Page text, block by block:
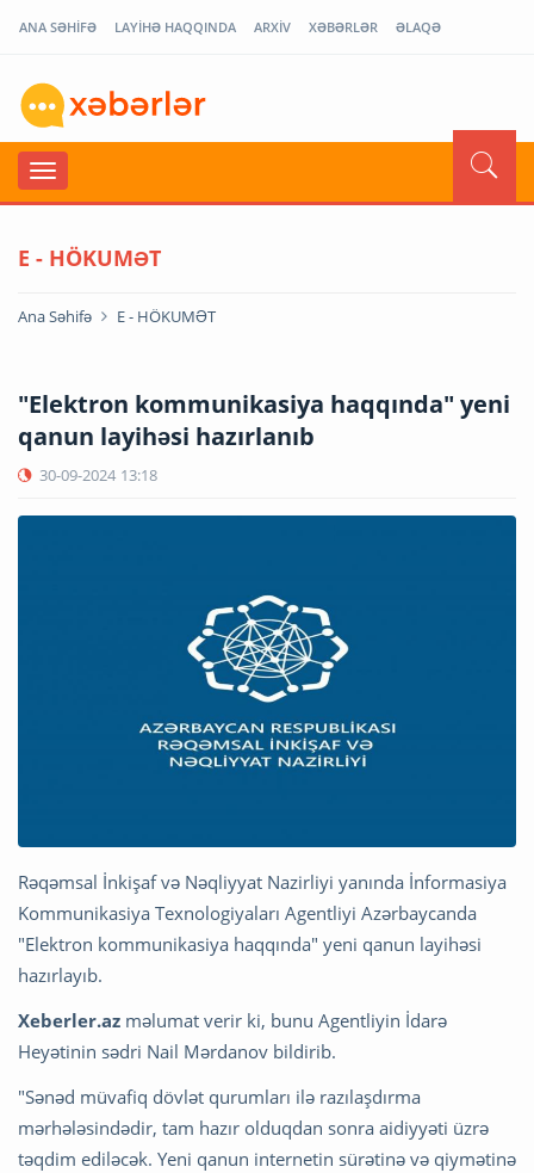
ANA SƏHİFƏ LAYİHƏ HAQQINDA ARXİV XƏBƏRLƏR ƏLAQƏ
E - HÖKUMƏT
Ana Səhifə E - HÖKUMƏT
"Elektron kommunikasiya haqqında" yeni
qanun layihəsi hazırlanıb
30-09-2024 13:18
Rəqəmsal İnkişaf və Nəqliyyat Nazirliyi yanında İnformasiya
Kommunikasiya Texnologiyaları Agentliyi Azərbaycanda
"Elektron kommunikasiya haqqında" yeni qanun layihəsi
hazırlayıb.
Xeberler.az məlumat verir ki, bunu Agentliyin İdarə
Heyətinin sədri Nail Mərdanov bildirib.
"Sənəd müvafiq dövlət qurumları ilə razılaşdırma
mərhələsindədir, tam hazır olduqdan sonra aidiyyəti üzrə
təqdim ediləcək. Yeni qanun internetin sürətinə və qiymətinə